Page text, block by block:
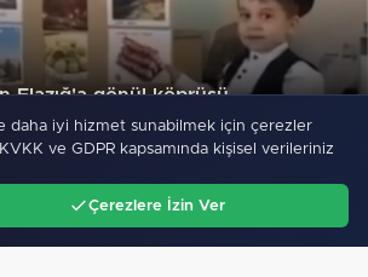
Elazığ'a gönül köprüsü
daha iyi hizmet sunabilmek için çerezler
KVKK ve GDPR kapsamında kişisel verileriniz
Çerezlere İzin Ver
Gündem Ara Menü